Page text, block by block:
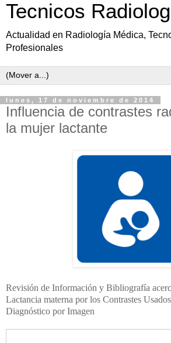
Tecnicos
Actualidad en Radiología Médica,
Profesionales
lunes, 17 de noviembre de 2014
Influencia de contrastes
la mujer lactante
Revisión de Información y Bibliografía
Lactancia materna por los Contrastes
Diagnóstico por Imagen